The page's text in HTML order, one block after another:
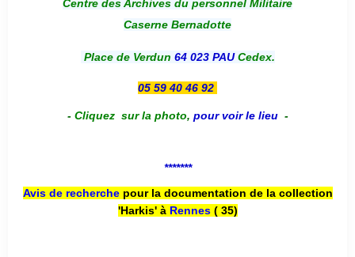
Centre des Archives du personnel Militaire
Caserne Bernadotte
Place de Verdun 64 023 PAUCedex.
05 59 40 46 92
- Cliquez sur la photo, pour voir le lieu -
*******
Avis de recherche pour la documentation de la collection
'Harkis' à Rennes( 35)